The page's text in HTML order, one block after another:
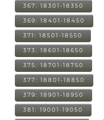
367: 18301-18350
369: 18401-18450
371: 18501-18550
373: 18601-18650
375: 18701-18750
377: 18801-18850
379: 18901-18950
381: 19001-19050